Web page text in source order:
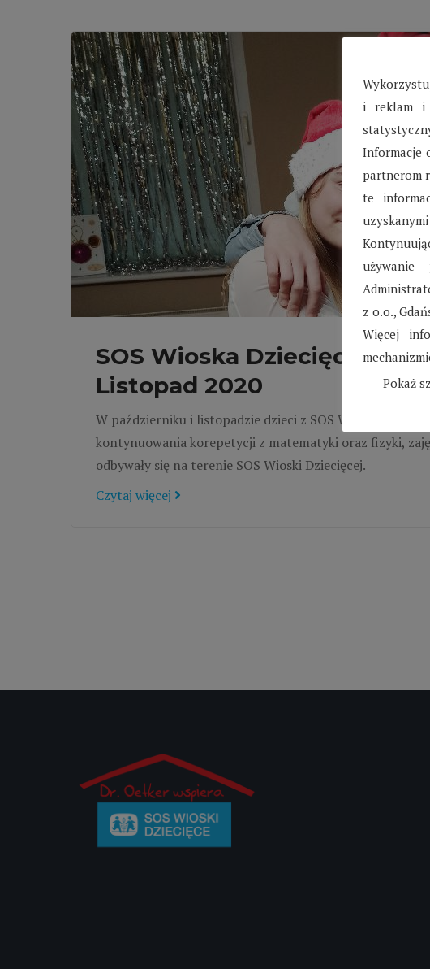
SOS Wioska Dziecięca w
Listopad 2020
W październiku i listopadzie dzieci z SOS Wioski
kontynuowania korepetycji z matematyki oraz fizyki,
odbywały się na terenie SOS Wioski Dziecięcej.
Czytaj więcej
i reklam i
Informacje
partnerom
te
używanie
z o.o.,
Więcej
Pokaż